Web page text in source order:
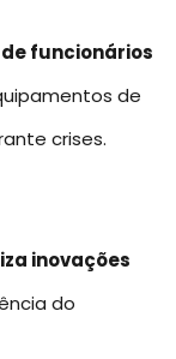
funcionários
de
crises.
inovações
do